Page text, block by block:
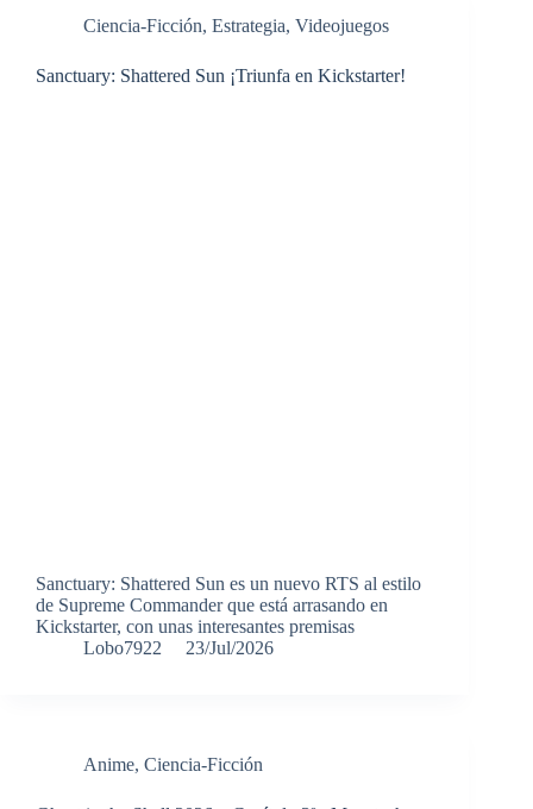
Ciencia-Ficción, Estrategia, Videojuegos
Sanctuary: Shattered Sun ¡Triunfa en Kickstarter!
Sanctuary: Shattered Sun es un nuevo RTS al estilo
de Supreme Commander que está arrasando en
Kickstarter, con unas interesantes premisas
Lobo7922
23/Jul/2026
Anime, Ciencia-Ficción